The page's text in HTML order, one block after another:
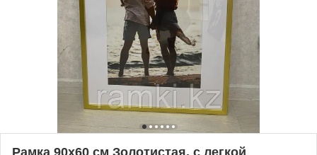
Рамка 90х60 см Золотистая, с легкой